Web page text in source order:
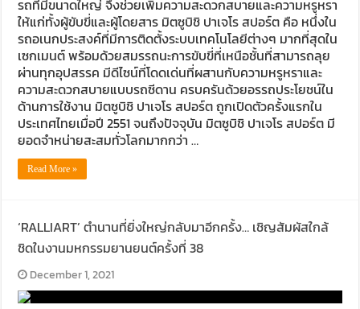
รถที่มีขนาดใหญ่ จึงช่วยเพิ่มความสะดวกสบายและความหรูหรา
ให้แก่ทั้งผู้ขับขี่และผู้โดยสาร มิตซูบิชิ ปาเจโร สปอร์ต คือ หนึ่งใน
รถอเนกประสงค์ที่มีการติดตั้งระบบเทคโนโลยีต่างๆ มากที่สุดใน
เซกเมนต์ พร้อมด้วยสมรรถนะการขับขี่ที่เหนือชั้นที่สามารถลุย
ผ่านทุกอุปสรรค มีดีไซน์ที่โดดเด่นที่ผสานกับความหรูหราและ
ความสะดวกสบายแบบรถซีดาน ครบครันด้วยอรรถประโยชน์ใน
ด้านการใช้งาน มิตซูบิชิ ปาเจโร สปอร์ต ถูกเปิดตัวครั้งแรกใน
ประเทศไทยเมื่อปี 2551 จนถึงปัจจุบัน มิตซูบิชิ ปาเจโร สปอร์ต มี
ยอดจำหน่ายสะสมทั่วโลกมากกว่า …
Read More »
‘RALLIART’ ตำนานที่ยิ่งใหญ่กลับมาอีกครั้ง… เชิญสัมผัสใกล้
ชิดในงานมหกรรมยานยนต์ครั้งที่ 38
December 1, 2021